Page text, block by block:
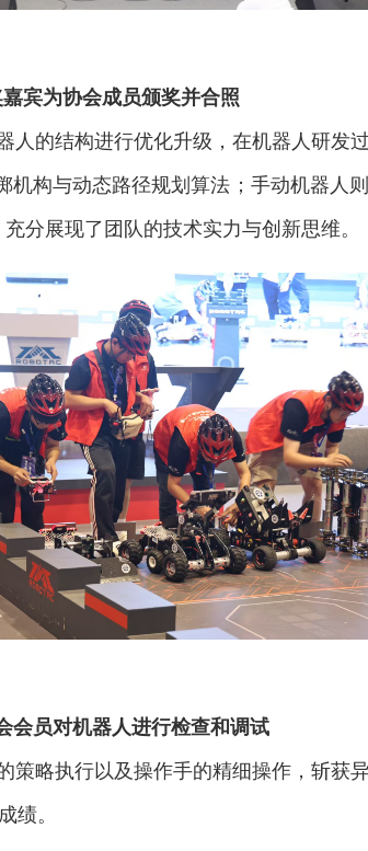
宾为协会成员颁奖并合照
的结构进行优化升级，在机器人研发
构与动态路径规划算法；手动机器人
分展现了团队的技术实力与创新思维。
会员对机器人进行检查和调试
略执行以及操作手的精细操作，斩获
绩。